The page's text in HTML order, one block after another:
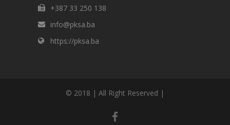
+387 33 250 138
info@pksa.ba
https://pksa.ba
© 2018 | All Right Reserved |